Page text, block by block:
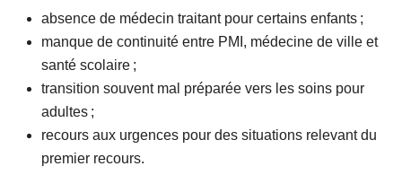
absence de médecin traitant pour certains enfants ;
manque de continuité entre PMI, médecine de ville et
santé scolaire ;
transition souvent mal préparée vers les soins pour
adultes ;
recours aux urgences pour des situations relevant du
premier recours.